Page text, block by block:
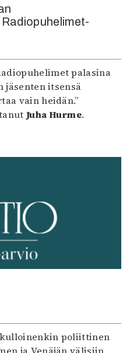
palasina
jäsenten itsensä
vain heidän.”
Juha Hurme.
poliittinen